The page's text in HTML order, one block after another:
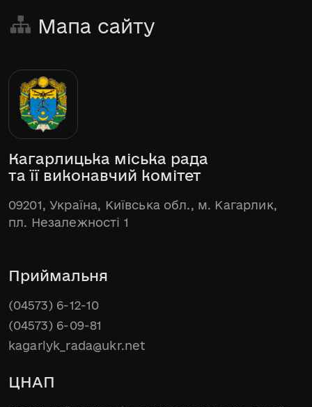
Мапа сайту
Кагарлицька міська рада
та її виконавчий комітет
09201, Україна, Київська обл., м. Кагарлик,
пл. Незалежності 1
Приймальня
(04573) 6-12-10
(04573) 6-09-81
kagarlyk_rada@ukr.net
ЦНАП